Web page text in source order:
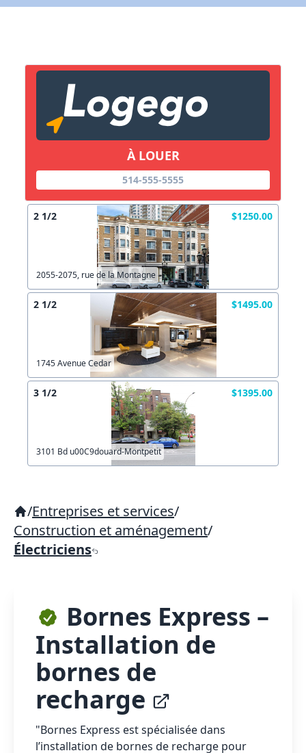
À LOUER
514-555-5555
2 1/2 $1250.00
2055-2075, rue de la Montagne
2 1/2 $1495.00
1745 Avenue Cedar
3 1/2 $1395.00
3101 Bd u00C9douard-Montpetit
/Entreprises et services/
Construction et aménagement/
Électriciens
Bornes Express –
Installation de
bornes de
recharge
"Bornes Express est spécialisée dans
l’installation de bornes de recharge pour
X Fermer
Lien vers inscription (sera inclus dans courriel)
Copier lien
X Fermer Envoyez